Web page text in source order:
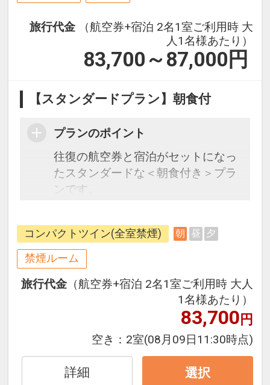
旅行代金
（航空券+宿泊 2名1室ご利用時 大
人1名様あたり）
83,700～87,000 円
【スタンダードプラン】朝食付
プランのポイント
往復の航空券と宿泊がセットになっ
たスタンダードな＜朝食付き＞プラ
ンです。
できるダイナミックパッケージだか
ら、一都市滞在はもちろん周遊旅行
にも最適！
旅行期間中の1泊だけの宿泊や延
泊・飛び泊なども自由自在です。
フライトは、安心のJAL（または
JALグループ）確約！フライトマイ
ル50%貯まります。
通・体験プランなどの追加（同時予
コンパクトツイン(全室禁煙) 朝 昼 夕
禁煙ルーム
旅行代金 （航空券+宿泊 2名1室ご利用時 大人
1名様あたり）
83,700円
空き： 2室(08月09日11:30時点)
詳細 選択